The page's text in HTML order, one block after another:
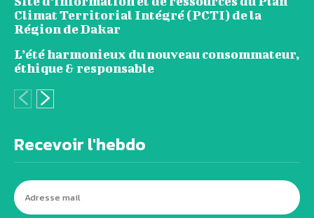
Climat Territorial Intégré (PCTI) de la
Région de Dakar
L’été harmonieux du nouveau consommateur,
éthique & responsable
Recevoir l'hebdo